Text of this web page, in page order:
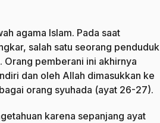
agama Islam. Pada saat
salah satu seorang penduduk
pemberani ini akhirnya
dan oleh Allah dimasukkan ke
orang syuhada (ayat 26-27).
karena sepanjang ayat